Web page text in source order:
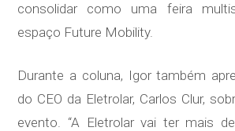
consolidar como uma feira
espaço Future Mobility.
Durante a coluna, Igor também
do CEO da Eletrolar, Carlos Clur,
evento. “A Eletrolar vai ter mais